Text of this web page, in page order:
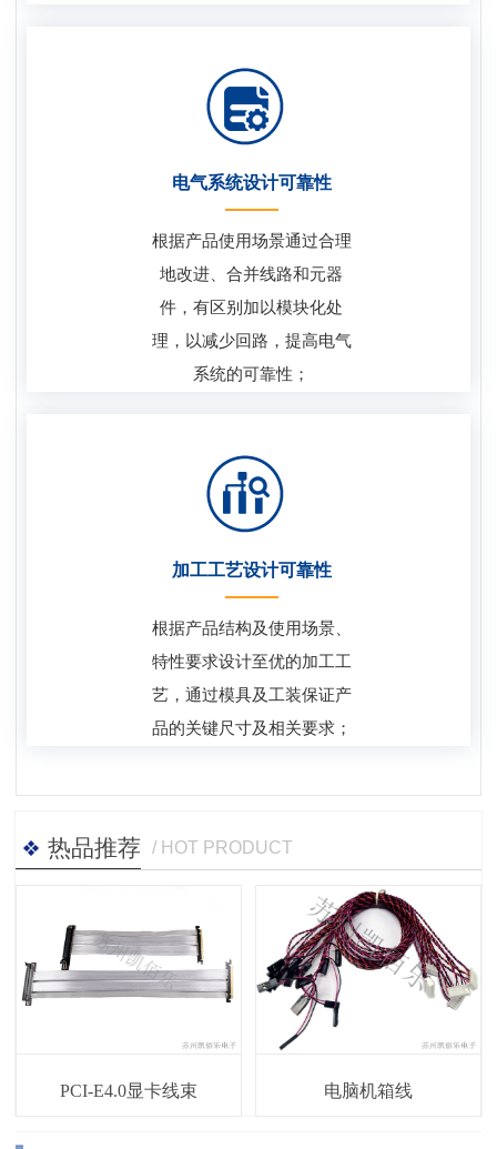
电气系统设计可靠性
根据产品使用场景通过合理
地改进、合并线路和元器
件，有区别加以模块化处
理，以减少回路，提高电气
系统的可靠性；
加工工艺设计可靠性
根据产品结构及使用场景、
特性要求设计至优的加工工
艺，通过模具及工装保证产
品的关键尺寸及相关要求；
热品推荐 / HOT PRODUCT
PCI-E4.0显卡线束 电脑机箱线